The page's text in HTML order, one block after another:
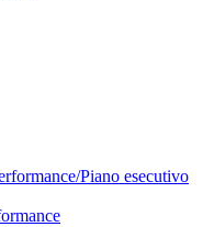
Piano esecutivo